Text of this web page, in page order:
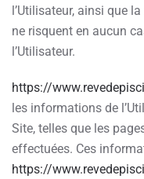
l’Utilisateur, ainsi que
ne risquent en aucun
l’Utilisateur.
https://
les informations de
Site, telles que les
effectuées. Ces
https://